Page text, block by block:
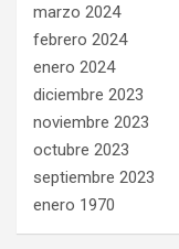
marzo 2024
febrero 2024
enero 2024
diciembre 2023
noviembre 2023
octubre 2023
septiembre 2023
enero 1970